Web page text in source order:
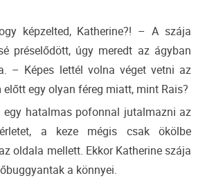
képzelted, Katherine?! – A szája
préselődött, úgy meredt az ágyban
– Képes lettél volna véget vetni az
előtt egy olyan féreg miatt, mint Rais?
egy hatalmas pofonnal jutalmazni az
a keze mégis csak ökölbe
oldala mellett. Ekkor Katherine szája
a könnyei.